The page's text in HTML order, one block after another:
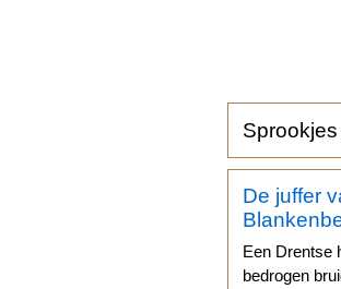
De juffer
Een Drentse
bedrogen